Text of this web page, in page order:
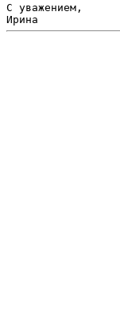
С уважением,